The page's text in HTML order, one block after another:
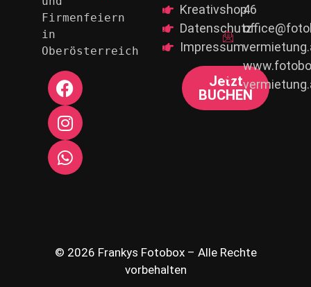
Firmenfeiern
in
Oberösterreich
Kreativshop
Datenschutz
Impressum
Jetzt
BUCHEN
46
© 2026 Frankys Fotobox – Alle Rechte
vorbehalten